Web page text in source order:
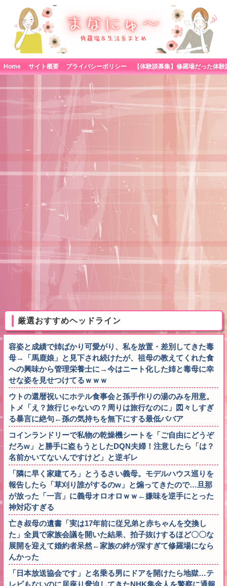
Home サイト概要 プライバシーポリシー
厳選おすすめヘッドライン
容姿と成績で姉ばかり可愛がり、私を放置・差別してきた毒
母→「馬鹿娘」と見下され続けたが、祖母の教えてくれた食
への興味から管理栄養士に→今はニート化した姉と毒母に幸
せな姿を見せつけてるｗｗｗ
ウトの還暦祝いにホテル食事会と孫手作りの湯のみを用意。
トメ「え？旅行じゃないの？周りは旅行なのに」図々しすぎ
る暴言に絶句←孫の気持ちを無下にする最低ババア
コインランドリーで私物の乾燥機シートを「ご自由にどうぞ
だろw」と勝手に盗もうとしたDQN夫婦！注意したら「は？
名前かいてないんですけど」と逆ギレ
「隣に早く家建てろ」とうるさい義母。モデルハウス巡りを
報告したら「草刈り誰がするのw」と煽ってきたので…旦那
が放った「一言」に義母オロオロｗｗ←嫌味を逆手にとった
神対応すぎる
亡き叔母の遺書「実は17年前に従兄弟と赤ちゃんを交換し
た」全員で家族会議を開いた結果、拍子抜けするほど〇〇な
展開を迎えて婚約者呆然←家族の絆が深すぎて修羅場になら
んかった
「日本放送協会です」と名乗る男にドアを開けたら地獄…テ